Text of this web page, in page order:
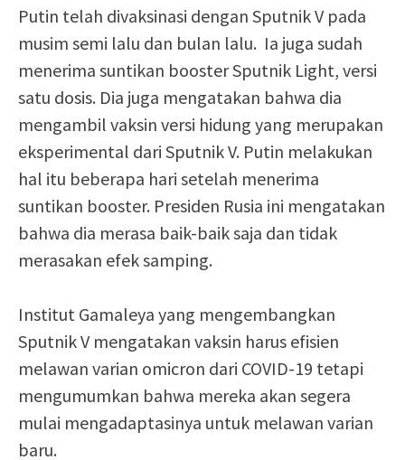
Putin telah divaksinasi dengan Sputnik V pada
musim semi lalu dan bulan lalu. Ia juga sudah
menerima suntikan booster Sputnik Light, versi
satu dosis. Dia juga mengatakan bahwa dia
mengambil vaksin versi hidung yang merupakan
eksperimental dari Sputnik V. Putin melakukan
hal itu beberapa hari setelah menerima
suntikan booster. Presiden Rusia ini mengatakan
bahwa dia merasa baik-baik saja dan tidak
merasakan efek samping.
Institut Gamaleya yang mengembangkan
Sputnik V mengatakan vaksin harus efisien
melawan varian omicron dari COVID-19 tetapi
mengumumkan bahwa mereka akan segera
mulai mengadaptasinya untuk melawan varian
baru.